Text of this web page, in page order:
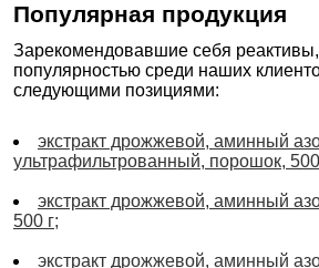
Популярная продукция
Зарекомендовавшие себя
популярностью среди наших
следующими позициями:
экстракт дрожжевой, аминный
ультрафильтрованный, порошок, 500
экстракт дрожжевой, аминный
500 г;
экстракт дрожжевой, аминный